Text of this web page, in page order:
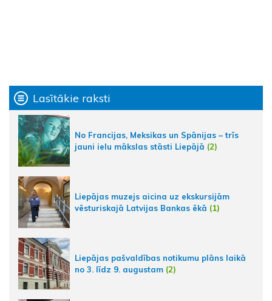
Lasītākie raksti
No Francijas, Meksikas un Spānijas – trīs
jauni ielu mākslas stāsti Liepājā (2)
Liepājas muzejs aicina uz ekskursijām
vēsturiskajā Latvijas Bankas ēkā (1)
Liepājas pašvaldības notikumu plāns laikā
no 3. līdz 9. augustam (2)